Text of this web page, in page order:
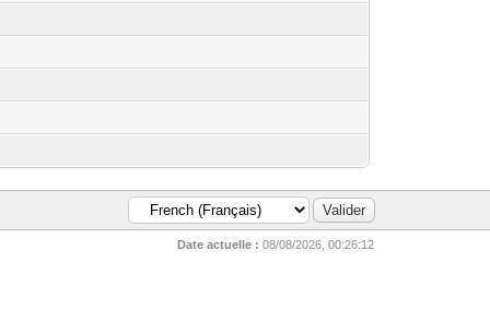
Date actuelle : 08/08/2026, 00:26:12